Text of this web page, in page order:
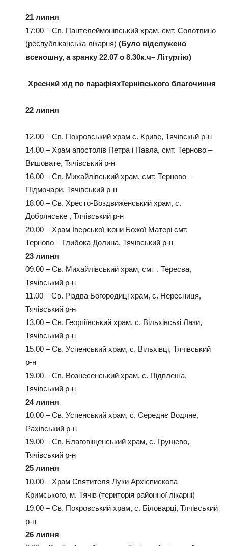
21 липня
17:00 – Св. Пантелеймонівський храм, смт. Солотвино
(республіканська лікарня) (Було відслужено
всеношну, а зранку 22.07 о 8.30к.ч– Літургію)
Хресний хід по парафіяхТернівського благочиння
22 липня
12.00 – Св. Покровський храм с. Криве, Тячівскьй р-н
14.00 – Храм апостолів Петра і Павла, смт. Терново –
Вишовате, Тячівський р-н
16.00 – Св. Михайлівський храм, смт. Терново –
Підмочари, Тячівський р-н
18.00 – Св. Хресто-Воздвиженський храм, с.
Добрянське , Тячівський р-н
20.00 – Храм Іверської ікони Божої Матері смт.
Терново – Глибока Долина, Тячівський р-н
23 липня
09.00 – Св. Михайлівський храм, смт . Тересва,
Тячівський р-н
11.00 – Св. Різдва Богородиці храм, с. Нересниця,
Тячівський р-н
13.00 – Св. Георгіївський храм, с. Вільхівські Лази,
Тячівський р-н
15.00 – Св. Успенський храм, с. Вільхівці, Тячівський
р-н
19.00 – Св. Вознесенський храм, с. Підплеша,
Тячівський р-н
24 липня
10.00 – Св. Успенський храм, с. Середнє Водяне,
Рахівський р-н
19.00 – Св. Благовіщенський храм, с. Грушево,
Тячівський р-н
25 липня
10.00 – Храм Святителя Луки Архієпископа
Кримського, м. Тячів (територія районної лікарні)
19.00 – Св. Покровський храм, с. Біловарці, Тячівський
р-н
26 липня